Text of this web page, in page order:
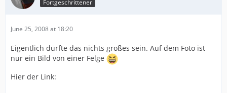
Fortgeschrittener
June 25, 2008 at 18:20
Eigentlich dürfte das nichts großes sein. Auf dem Foto ist
nur ein Bild von einer Felge
Hier der Link: